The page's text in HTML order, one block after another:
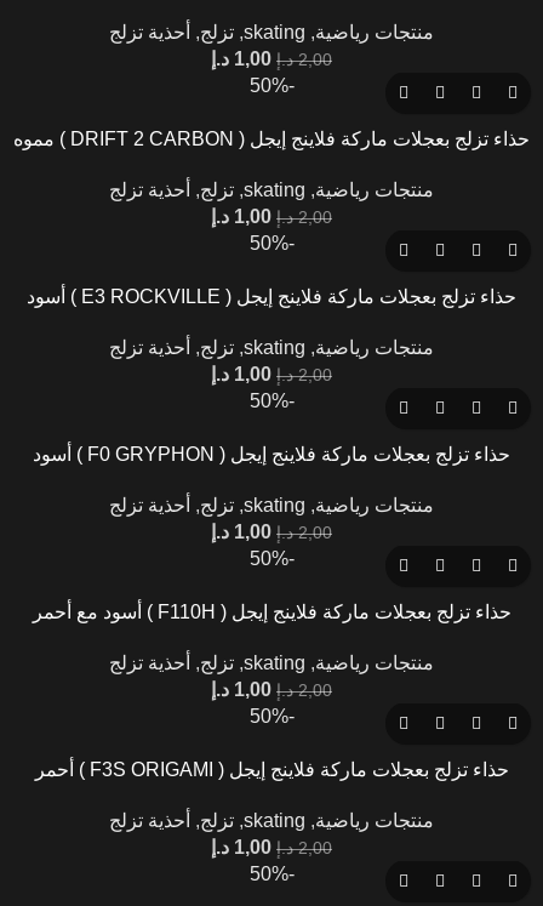
منتجات رياضية,
skating
, تزلج, أحذية تزلج
2,00 د.إ 1,00 د.إ
-50%
حذاء تزلج بعجلات ماركة فلاينج إيجل ( DRIFT 2 CARBON ) مموه
منتجات رياضية,
skating
, تزلج, أحذية تزلج
2,00 د.إ 1,00 د.إ
-50%
حذاء تزلج بعجلات ماركة فلاينج إيجل ( E3 ROCKVILLE ) أسود
منتجات رياضية,
skating
, تزلج, أحذية تزلج
2,00 د.إ 1,00 د.إ
-50%
حذاء تزلج بعجلات ماركة فلاينج إيجل ( F0 GRYPHON ) أسود
منتجات رياضية,
skating
, تزلج, أحذية تزلج
2,00 د.إ 1,00 د.إ
-50%
حذاء تزلج بعجلات ماركة فلاينج إيجل ( F110H ) أسود مع أحمر
منتجات رياضية,
skating
, تزلج, أحذية تزلج
2,00 د.إ 1,00 د.إ
-50%
حذاء تزلج بعجلات ماركة فلاينج إيجل ( F3S ORIGAMI ) أحمر
منتجات رياضية,
skating
, تزلج, أحذية تزلج
2,00 د.إ 1,00 د.إ
-50%